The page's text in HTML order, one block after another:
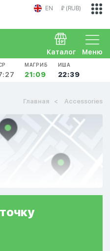
EN ₽ (RUB)
Меню
Каталог
МАГРИБ
21:09
ИША
22:39
Главная Accessories
точку